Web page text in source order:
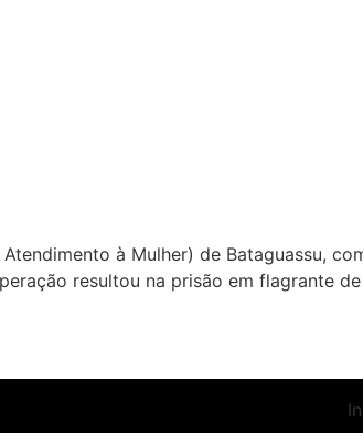
à Mulher) de Bataguassu,
resultou na prisão em flagrante